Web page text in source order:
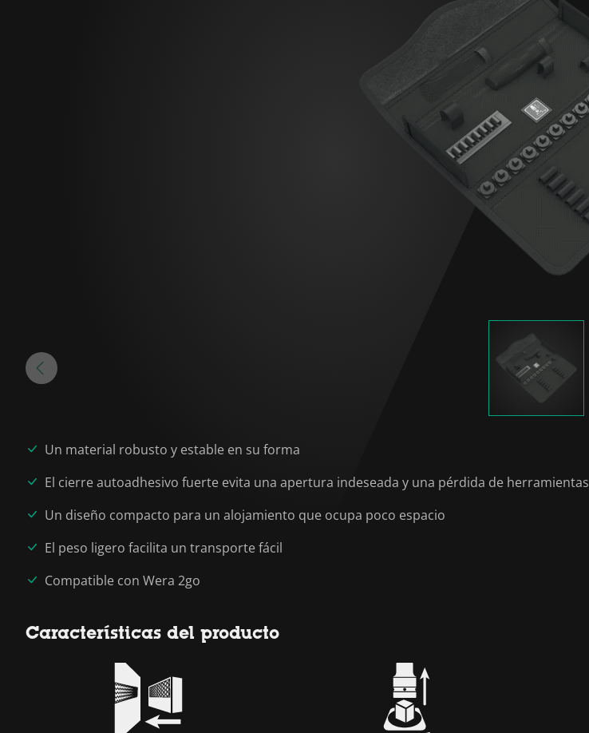
Un material robusto y estable en su forma
El cierre autoadhesivo fuerte evita una apertura indeseada y una pérdida de herramientas
Un diseño compacto para un alojamiento que ocupa poco espacio
El peso ligero facilita un transporte fácil
Compatible con Wera 2go
Características del producto